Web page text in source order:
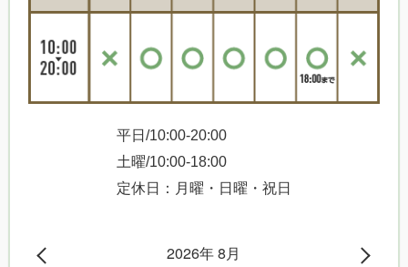
平日/10:00-20:00
土曜/10:00-18:00
定休日：月曜・日曜・祝日
2026年 8月